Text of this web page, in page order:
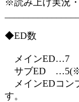
※読み上げ実況
◆ED数
メインED…7
サブED …5(※
メインEDコン
す。